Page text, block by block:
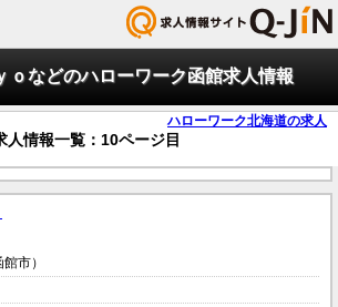
などのハローワーク函館求人情報
ハローワーク北海道の求人
人情報一覧：10ページ目
市）